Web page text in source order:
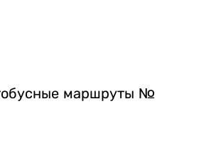
маршруты №